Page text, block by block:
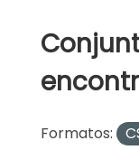
Formatos: